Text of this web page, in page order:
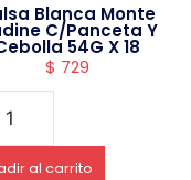
Blanca Monte
C/Panceta Y
54G X 18
$ 729
al carrito